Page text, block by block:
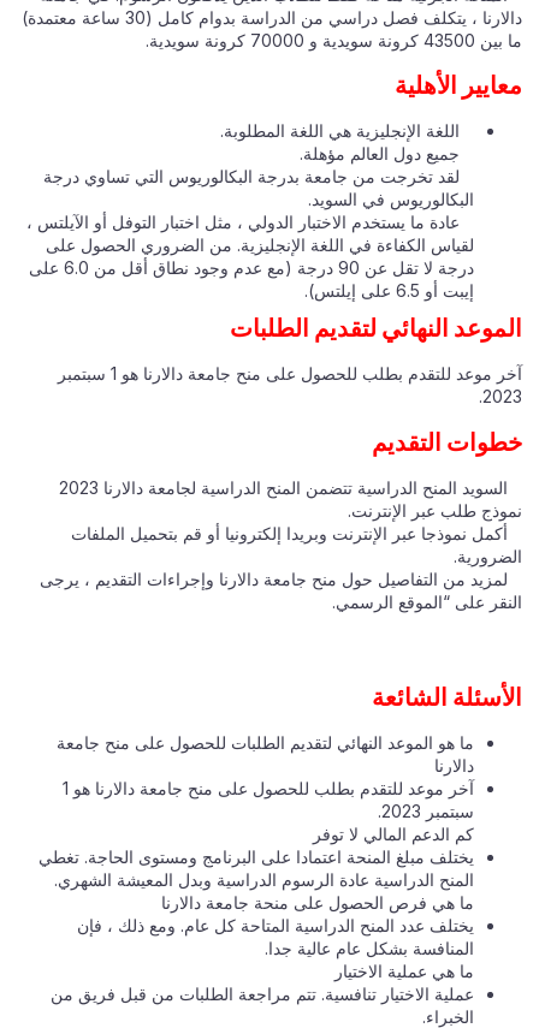
دالارنا ، يتكلف فصل دراسي من الدراسة بدوام كامل (30 ساعة معتمدة)
ما بين 43500 كرونة سويدية و 70000 كرونة سويدية.
معايير الأهلية
اللغة الإنجليزية هي اللغة المطلوبة.
جميع دول العالم مؤهلة.
لقد تخرجت من جامعة بدرجة البكالوريوس التي تساوي درجة
البكالوريوس في السويد.
عادة ما يستخدم الاختبار الدولي ، مثل اختبار التوفل أو الآيلتس ،
لقياس الكفاءة في اللغة الإنجليزية. من الضروري الحصول على
درجة لا تقل عن 90 درجة (مع عدم وجود نطاق أقل من 6.0 على
إيبت أو 6.5 على إيلتس).
الموعد النهائي لتقديم الطلبات
آخر موعد للتقدم بطلب للحصول على منح جامعة دالارنا هو 1 سبتمبر
2023.
خطوات التقديم
السويد المنح الدراسية تتضمن المنح الدراسية لجامعة دالارنا 2023
نموذج طلب عبر الإنترنت.
أكمل نموذجا عبر الإنترنت وبريدا إلكترونيا أو قم بتحميل الملفات
الضرورية.
لمزيد من التفاصيل حول منح جامعة دالارنا وإجراءات التقديم ، يرجى
النقر على “الموقع الرسمي.
الأسئلة الشائعة
ما هو الموعد النهائي لتقديم الطلبات للحصول على منح جامعة
دالارنا
آخر موعد للتقدم بطلب للحصول على منح جامعة دالارنا هو 1
سبتمبر 2023.
كم الدعم المالي لا توفر
يختلف مبلغ المنحة اعتمادا على البرنامج ومستوى الحاجة. تغطي
المنح الدراسية عادة الرسوم الدراسية وبدل المعيشة الشهري.
ما هي فرص الحصول على منحة جامعة دالارنا
يختلف عدد المنح الدراسية المتاحة كل عام. ومع ذلك ، فإن
المنافسة بشكل عام عالية جدا.
ما هي عملية الاختيار
عملية الاختيار تنافسية. تتم مراجعة الطلبات من قبل فريق من
الخبراء.